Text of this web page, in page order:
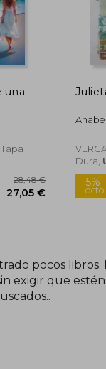
28,04 €
26,64 €
una
Dura,
pocos libros.
exigir que